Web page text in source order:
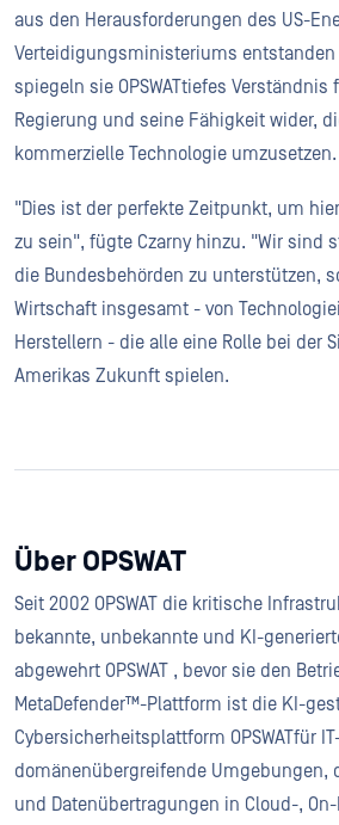
aus den Herausforderungen des US-
Verteidigungsministeriums
spiegeln sie OPSWATtiefes
Regierung und seine Fähigkeit wider,
kommerzielle Technologie umzusetzen.
"Dies ist der perfekte Zeitpunkt, um
zu sein", fügte Czarny hinzu. "Wir sind
die Bundesbehörden zu unterstützen,
Wirtschaft insgesamt - von
Herstellern - die alle eine Rolle bei der
Amerikas Zukunft spielen.
Über OPSWAT
Seit 2002 OPSWAT die kritische
bekannte, unbekannte und KI-
abgewehrt OPSWAT , bevor sie den
MetaDefender™-Plattform ist die KI-
Cybersicherheitsplattform OPSWATfür
domänenübergreifende Umgebungen,
und Datenübertragungen in Cloud-,